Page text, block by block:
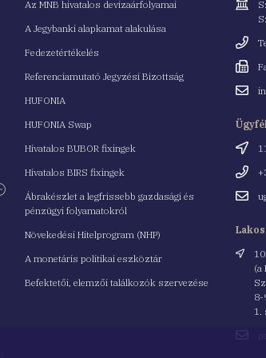
Az MNB hivatalos devizaárfolyamai
A Jegybanki alapkamat alakulása
Fedezetértékelés
Referenciamutató Jegyzési Bizottság
HUFONIA
HUFONIA Swap
Hivatalos BUBOR fixingek
Hivatalos BIRS fixingek
Ábrakészlet a legfrissebb gazdasági és
pénzügyi folyamatokról
Növekedési Hitelprogram (NHP)
A monetáris politikai eszköztár
Befektetői, elemzői találkozók szervezése
Cím
Fax
Email
Cím
Email
Cím
(a
8-
1.